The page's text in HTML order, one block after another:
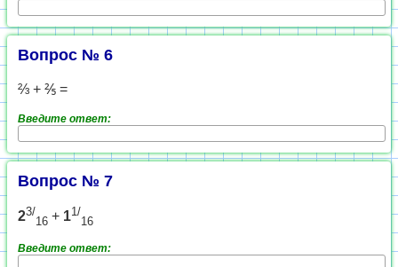
Вопрос № 6
⅔ + ⅖ =
Введите ответ:
Вопрос № 7
23/
16 + 11/
16
Введите ответ: